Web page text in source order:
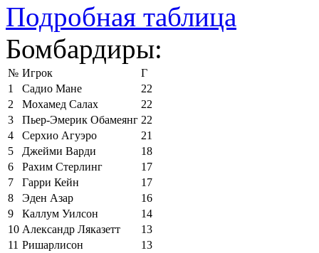
Подробная таблица
Бомбардиры:
№ Игрок
Г
1
Садио Мане
22
2
Мохамед Салах
22
3
Пьер-Эмерик Обамеянг 22
4
Серхио Агуэро
21
5
Джейми Варди
18
6
Рахим Стерлинг
17
7
Гарри Кейн
17
8
Эден Азар
16
9
Каллум Уилсон
14
10 Александр Ляказетт
13
11 Ришарлисон
13